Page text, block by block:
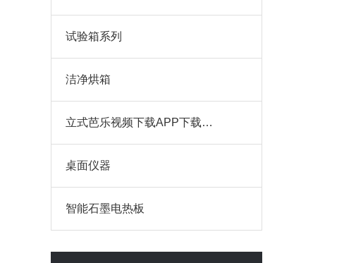
试验箱系列
洁净烘箱
立式芭乐视频下载APP下载（耐腐蚀）
桌面仪器
智能石墨电热板